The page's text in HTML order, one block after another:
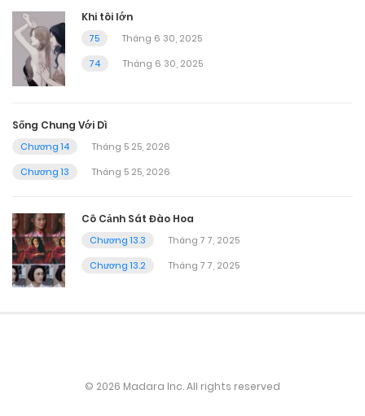
Khi tôi lớn
75
Tháng 6 30, 2025
74
Tháng 6 30, 2025
Sống Chung Với Dì
Chương 14
Tháng 5 25, 2026
Chương 13
Tháng 5 25, 2026
Cô Cảnh Sát Đào Hoa
Chương 13.3
Tháng 7 7, 2025
Chương 13.2
Tháng 7 7, 2025
© 2026 Madara Inc. All rights reserved